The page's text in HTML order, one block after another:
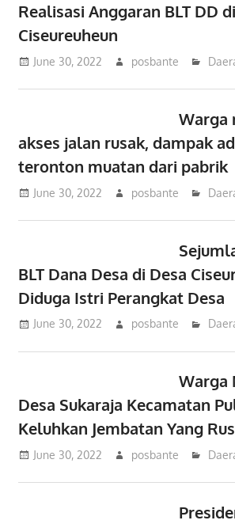
Realisasi Anggaran BLT DD
Ciseureuheun
June 30, 2022 posbante
Warga
akses jalan rusak, dampak
teronton muatan dari pabrik
June 30, 2022 posbante
BLT Dana Desa di Desa
Diduga Istri Perangkat Desa
June 30, 2022 posbante
Warga
Desa Sukaraja Kecamatan
Keluhkan Jembatan Yang
June 30, 2022 posbante